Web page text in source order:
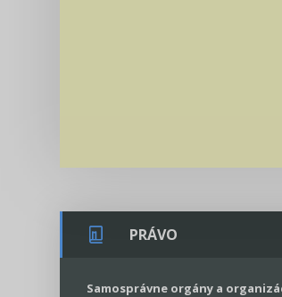
PRÁVO
Samosprávne orgány a